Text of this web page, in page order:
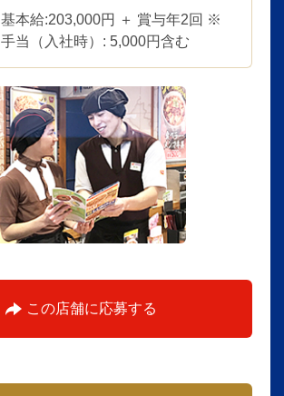
基本給:203,000円 ＋ 賞与年2回 ※
手当（入社時）: 5,000円含む
この店舗に応募する